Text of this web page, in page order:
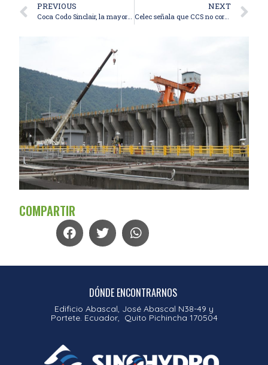
PREVIOUS NEXT
Celec señala que CCS no corre peligro por la erosión regresiva
COMPARTIR
DÓNDE ENCONTRARNOS
Edificio Abascal, José Abascal N38-49 y
Portete. Ecuador, Quito Pichincha 170504